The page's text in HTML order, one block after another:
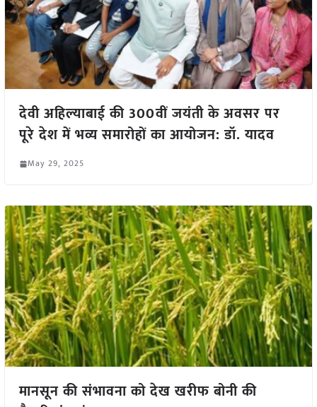
देवी अहिल्याबाई की 300वीं जयंती के अवसर पर
पूरे देश में भव्य समारोहों का आयोजन: डॉ. यादव
May 29, 2025
मानसून की संभावना को देख खरीफ बोनी की